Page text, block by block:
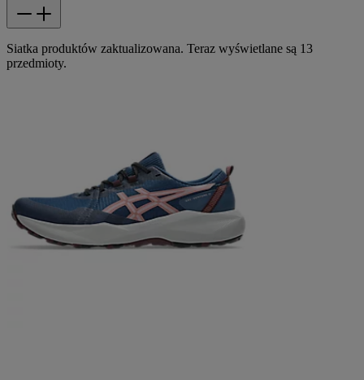
Siatka produktów zaktualizowana. Teraz wyświetlane są 13
przedmioty.